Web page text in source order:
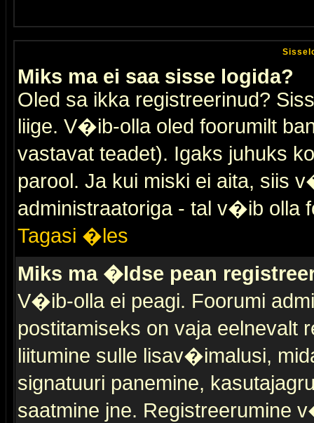
Miks ma ei saa sisse logida?
Oled sa ikka registreerinud?
liige. V�ib-olla oled foorumilt
vastavat teadet). Igaks juhuks
parool. Ja kui miski ei aita, siis
administraatoriga - tal v�ib olla
Tagasi �les
Miks ma �ldse pean
V�ib-olla ei peagi. Foorumi
postitamiseks on vaja eelnevalt
liitumine sulle lisav�imalusi,
signatuuri panemine,
saatmine jne. Registreerumine